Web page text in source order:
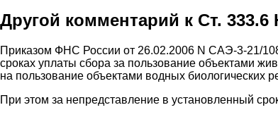
Другой комментарий к Ст.
Приказом ФНС России от 26.02.2006 N САЭ-3-21/
сроках уплаты сбора за пользование объектами
на пользование объектами водных биологических
При этом за непредставление в установленный